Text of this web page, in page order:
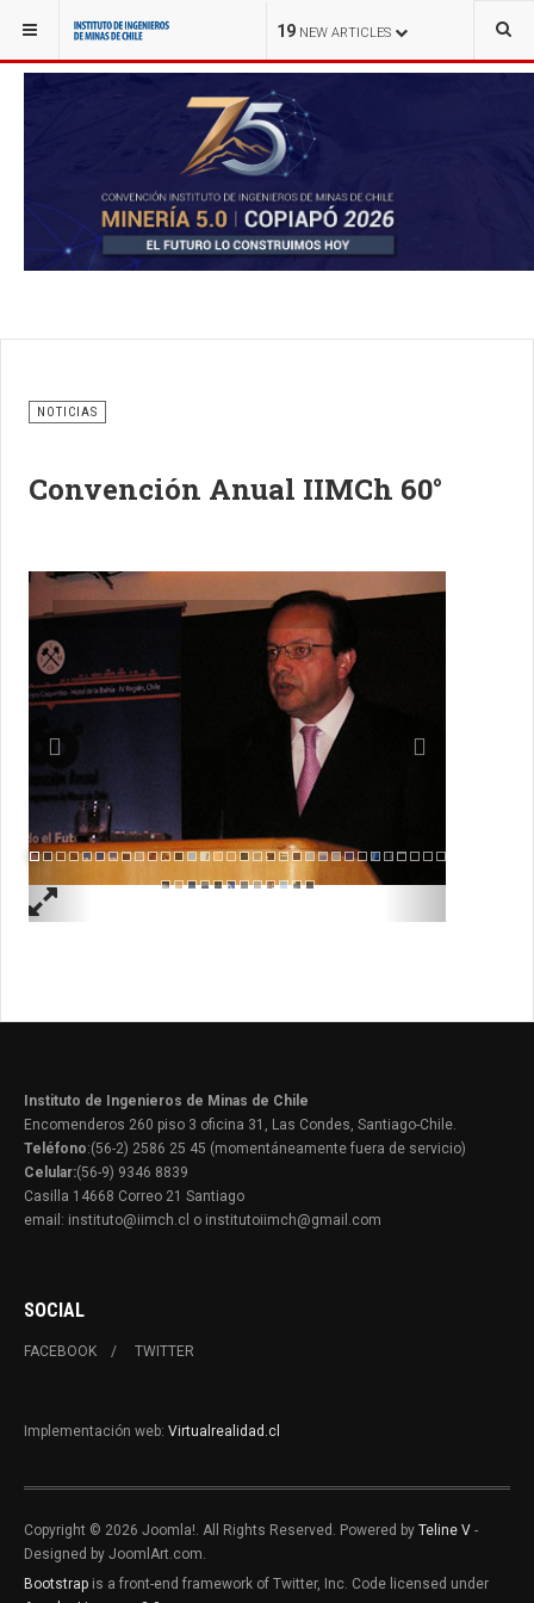
19 NEW ARTICLES
YOU ARE HERE: NOTICIAS
NOTICIAS
Convención Anual IIMCh 60°
Previous Next
Instituto de Ingenieros de Minas de Chile
Encomenderos 260 piso 3 oficina 31, Las Condes, Santiago-Chile.
Teléfono:(56-2) 2586 25 45 (momentáneamente fuera de servicio)
Celular:(56-9) 9346 8839
Casilla 14668 Correo 21 Santiago
email: instituto@iimch.cl o institutoiimch@gmail.com
SOCIAL
FACEBOOK TWITTER
Implementación web: Virtualrealidad.cl
Copyright © 2026 Joomla!. All Rights Reserved. Powered by Teline V -
Designed by JoomlArt.com.
Bootstrap is a front-end framework of Twitter, Inc. Code licensed under